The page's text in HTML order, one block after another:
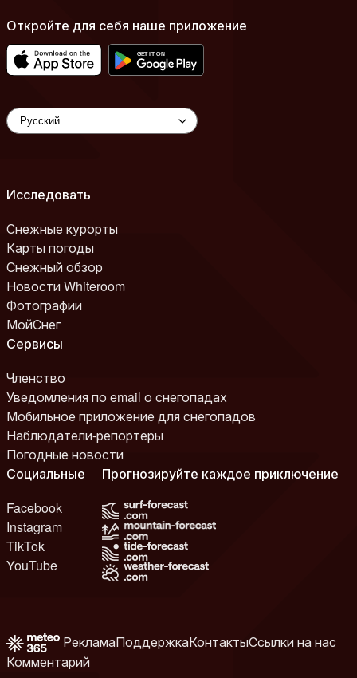
Откройте для себя наше приложение
Исследовать
Снежные курорты
Карты погоды
Снежный обзор
Новости Whiteroom
Фотографии
МойСнег
Сервисы
Членство
Уведомления по email о снегопадах
Мобильное приложение для снегопадов
Наблюдатели-репортеры
Погодные новости
Социальные
Facebook
Instagram
TikTok
YouTube
Прогнозируйте каждое приключение
РекламаПоддержкаКонтактыСсылки на нас
Комментарий